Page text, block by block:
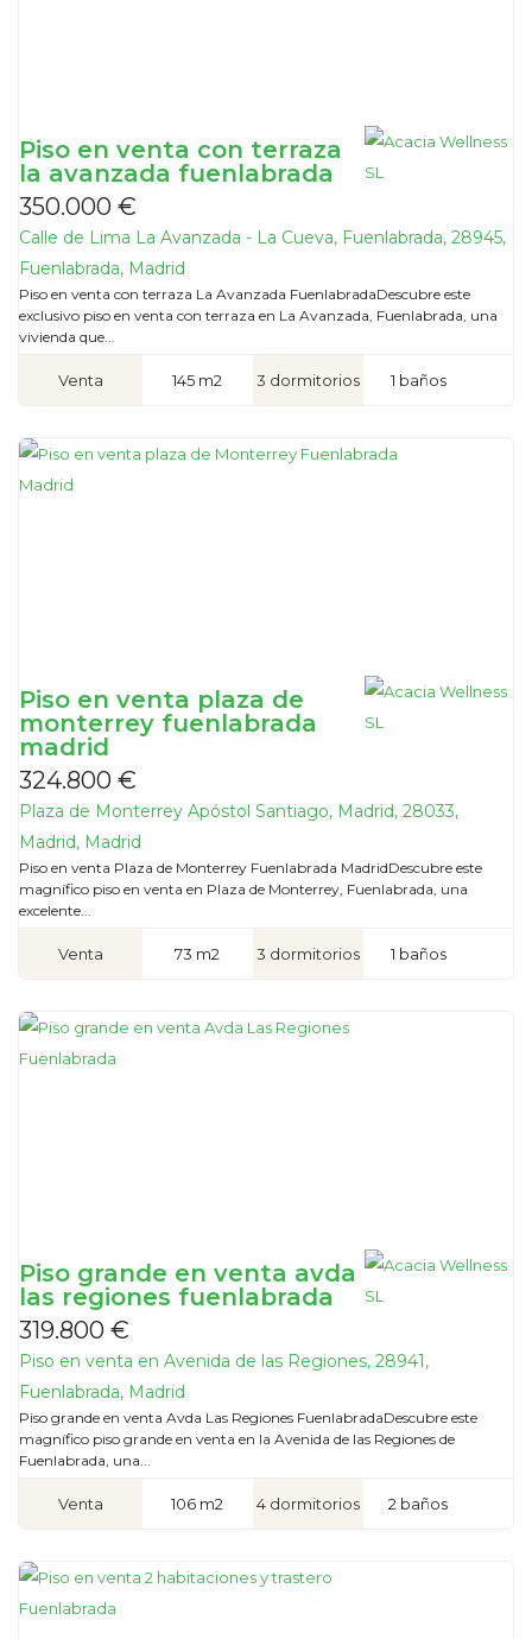
Piso en venta con terraza
la avanzada fuenlabrada
350.000 €
Calle de Lima La Avanzada - La Cueva, Fuenlabrada, 28945,
Fuenlabrada, Madrid
Piso en venta con terraza La Avanzada FuenlabradaDescubre este
exclusivo piso en venta con terraza en La Avanzada, Fuenlabrada, una
vivienda que...
Venta 145 m2 3 dormitorios 1 baños
Piso en venta plaza de
monterrey fuenlabrada
madrid
324.800 €
Plaza de Monterrey Apóstol Santiago, Madrid, 28033,
Madrid, Madrid
Piso en venta Plaza de Monterrey Fuenlabrada MadridDescubre este
magnífico piso en venta en Plaza de Monterrey, Fuenlabrada, una
excelente...
Venta 73 m2 3 dormitorios 1 baños
Piso grande en venta avda
las regiones fuenlabrada
319.800 €
Piso en venta en Avenida de las Regiones, 28941,
Fuenlabrada, Madrid
Piso grande en venta Avda Las Regiones FuenlabradaDescubre este
magnífico piso grande en venta en la Avenida de las Regiones de
Fuenlabrada, una...
Venta 106 m2 4 dormitorios 2 baños